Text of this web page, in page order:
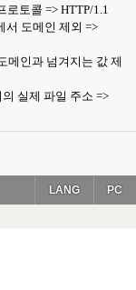
로토콜 => HTTP/1.1
서 도메인 제외 =>
메인과 넘겨지는 값 제
실제 파일 주소 =>
PC
LANG